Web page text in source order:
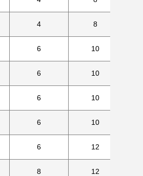
4 8
6 10
6 10
6 10
6 10
6 12
8 12